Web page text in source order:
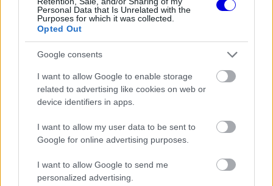
Personal Data that Is Unrelated with the
Purposes for which it was collected.
Opted Out
Google consents
I want to allow Google to enable storage
related to advertising like cookies on web or
device identifiers in apps.
I want to allow my user data to be sent to
Google for online advertising purposes.
I want to allow Google to send me
personalized advertising.
A pálya az edzések alatt a legrosszabb arcát
mutatta, hiszen eső és köd nehezítette a
felkészülést, ráadásul az F1-es pilóta most
vezetett először éjszaka a Nordschleifén.
„Szerencsére száraz volt a pálya az időmérőn, az
autó jól működött, és sikerült kvalifikálnunk
a körülmények” – magyarázta a holland.